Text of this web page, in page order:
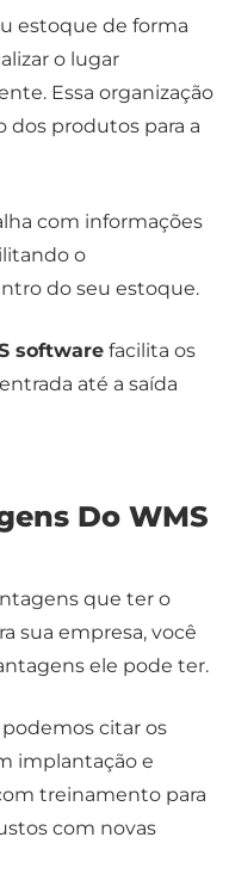
estoque de forma
o lugar
Essa organização
dos produtos para a
com informações
o
do seu estoque.
software facilita os
até a saída
Do WMS
que ter o
sua empresa, você
ele pode ter.
podemos citar os
implantação e
treinamento para
com novas